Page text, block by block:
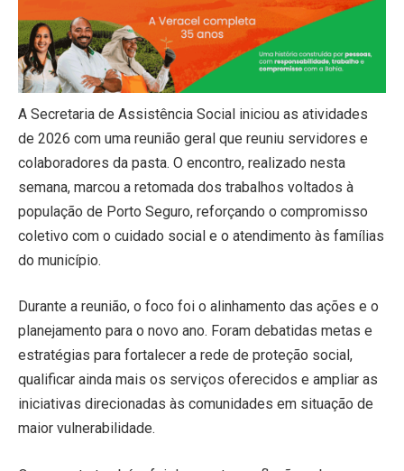
A Secretaria de Assistência Social iniciou as atividades
de 2026 com uma reunião geral que reuniu servidores e
colaboradores da pasta. O encontro, realizado nesta
semana, marcou a retomada dos trabalhos voltados à
população de Porto Seguro, reforçando o compromisso
coletivo com o cuidado social e o atendimento às famílias
do município.
Durante a reunião, o foco foi o alinhamento das ações e o
planejamento para o novo ano. Foram debatidas metas e
estratégias para fortalecer a rede de proteção social,
qualificar ainda mais os serviços oferecidos e ampliar as
iniciativas direcionadas às comunidades em situação de
maior vulnerabilidade.